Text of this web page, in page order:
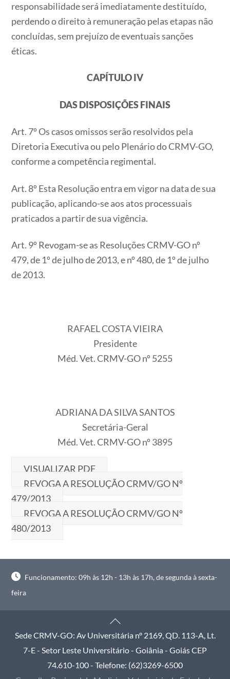
responsabilidade será imediatamente destituído,
perdendo o direito à remuneração pelas etapas não
concluídas, sem prejuízo de eventuais sanções
éticas.
CAPÍTULO IV
DAS DISPOSIÇÕES FINAIS
Art. 7º Os casos omissos serão resolvidos pela
Diretoria Executiva ou pelo Plenário do CRMV-GO,
conforme a competência regimental.
Art. 8º Esta Resolução entra em vigor na data de sua
publicação, aplicando-se aos atos processuais
praticados a partir de sua vigência.
Art. 9º Revogam-se as Resoluções CRMV-GO nº
479, de 1º de julho de 2013, e nº 480, de 1º de julho
de 2013.
RAFAEL COSTA VIEIRA
Presidente
Méd. Vet. CRMV-GO nº 5255
ADRIANA DA SILVA SANTOS
Secretária-Geral
Méd. Vet. CRMV-GO nº 3895
VISUALIZAR PDF
REVOGA A RESOLUÇÃO CRMV/GO Nº
479/2013
REVOGA A RESOLUÇÃO CRMV/GO Nº
480/2013
Funcionamento: 09h às 12h - 13h às 17h, de segunda à sexta-
feira
Back
To
Top
Sede CRMV-GO: Av Universitária nº 2169, QD. 113-A, Lt.
7-E - Setor Leste Universitário - Goiânia - Goiás CEP
74.610-100 - Telefone: (62)3269-6500